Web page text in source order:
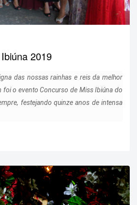
2019
das nossas rainhas e reis da melhor
foi o evento Concurso de Miss Ibiúna do
festejando quinze anos de intensa